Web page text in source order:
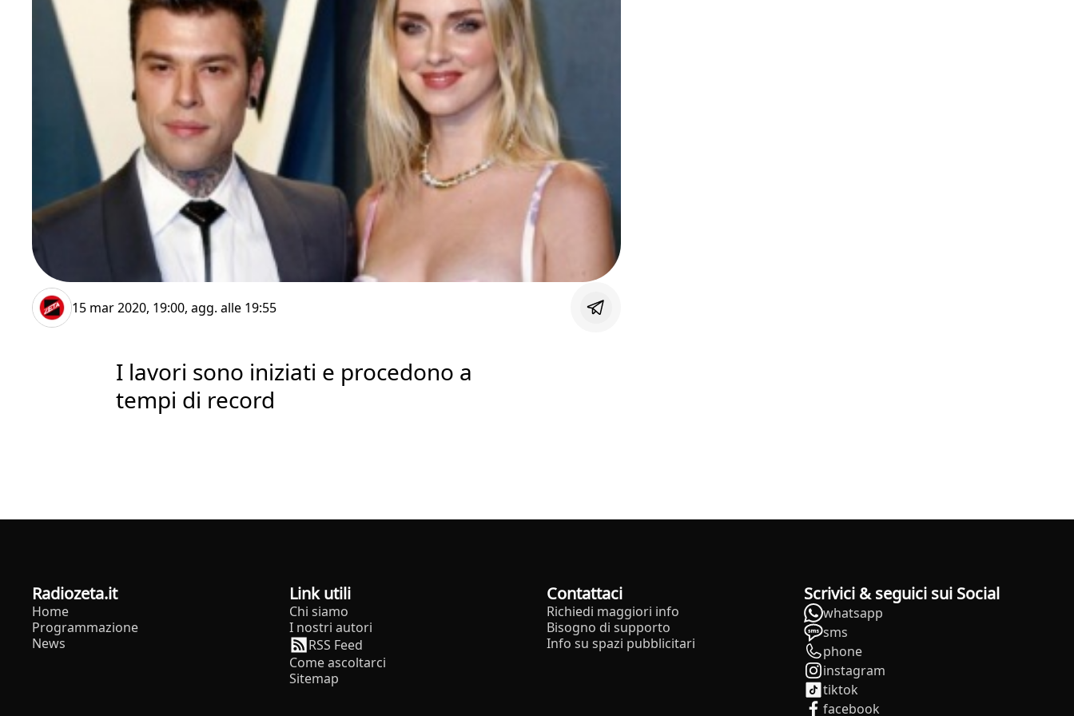
15 mar 2020, 19:00, agg. alle 19:55
I lavori sono iniziati e procedono a
tempi di record
radiozeta.it
Home
Programmazione
News
Link utili
Chi siamo
I nostri autori
RSS Feed
Come ascoltarci
Sitemap
Contattaci
Richiedi maggiori info
Bisogno di supporto
Info su spazi pubblicitari
Scrivici & seguici sui Social
whatsapp
sms
phone
instagram
tiktok
facebook